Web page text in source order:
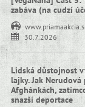
zabáva (na cudzí
30.7.2026
Lidská důstojnost
lajky. Jak Nerudová
Afghánkách,
snazší deportace